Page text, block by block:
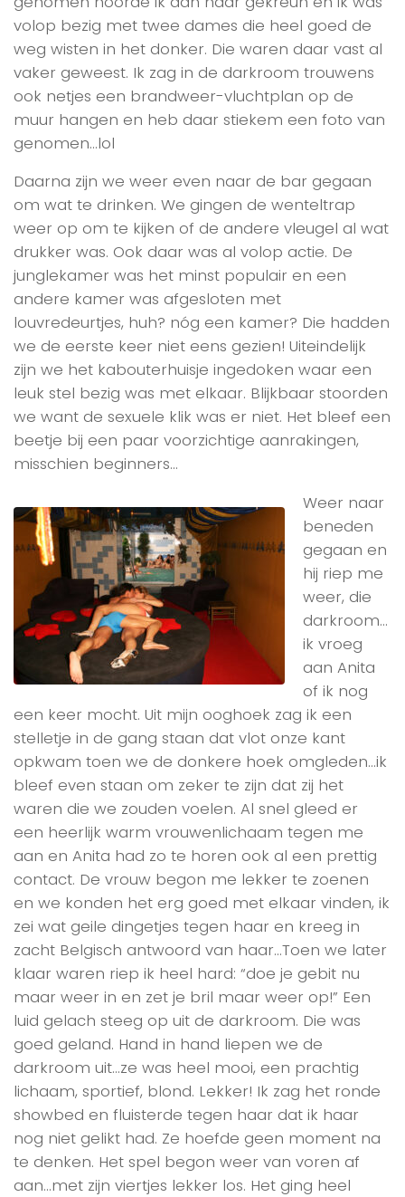
volop bezig met twee dames die heel goed de
weg wisten in het donker. Die waren daar vast al
vaker geweest. Ik zag in de darkroom trouwens
ook netjes een brandweer-vluchtplan op de
muur hangen en heb daar stiekem een foto van
genomen…lol
Daarna zijn we weer even naar de bar gegaan
om wat te drinken. We gingen de wenteltrap
weer op om te kijken of de andere vleugel al wat
drukker was. Ook daar was al volop actie. De
junglekamer was het minst populair en een
andere kamer was afgesloten met
louvredeurtjes, huh? nóg een kamer? Die hadden
we de eerste keer niet eens gezien! Uiteindelijk
zijn we het kabouterhuisje ingedoken waar een
leuk stel bezig was met elkaar. Blijkbaar stoorden
we want de sexuele klik was er niet. Het bleef een
beetje bij een paar voorzichtige aanrakingen,
misschien beginners…
Weer naar
beneden
gegaan en
hij riep me
weer, die
darkroom…
ik vroeg
aan Anita
of ik nog
een keer mocht. Uit mijn ooghoek zag ik een
stelletje in de gang staan dat vlot onze kant
opkwam toen we de donkere hoek omgleden…ik
bleef even staan om zeker te zijn dat zij het
waren die we zouden voelen. Al snel gleed er
een heerlijk warm vrouwenlichaam tegen me
aan en Anita had zo te horen ook al een prettig
contact. De vrouw begon me lekker te zoenen
en we konden het erg goed met elkaar vinden, ik
zei wat geile dingetjes tegen haar en kreeg in
zacht Belgisch antwoord van haar…Toen we later
klaar waren riep ik heel hard: “doe je gebit nu
maar weer in en zet je bril maar weer op!” Een
luid gelach steeg op uit de darkroom. Die was
goed geland. Hand in hand liepen we de
darkroom uit…ze was heel mooi, een prachtig
lichaam, sportief, blond. Lekker! Ik zag het ronde
showbed en fluisterde tegen haar dat ik haar
nog niet gelikt had. Ze hoefde geen moment na
te denken. Het spel begon weer van voren af
aan…met zijn viertjes lekker los. Het ging heel